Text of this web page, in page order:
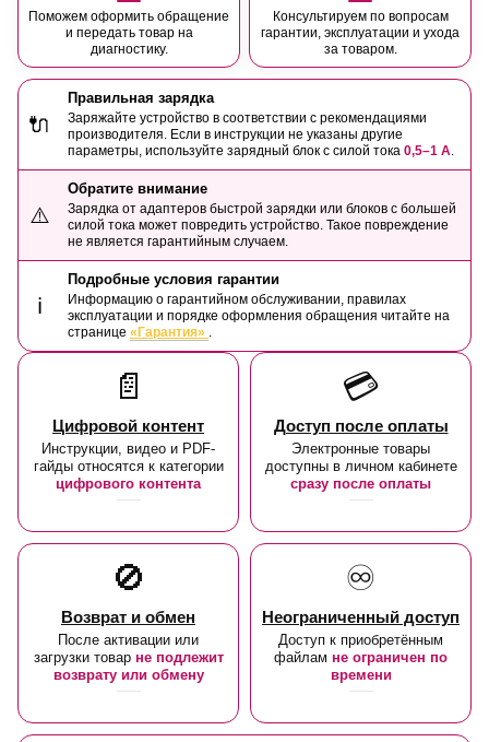
Поможем оформить обращение
и передать товар на
диагностику.
Консультируем по вопросам
гарантии, эксплуатации и ухода
за товаром.
🔌
Правильная зарядка
Заряжайте устройство в соответствии с рекомендациями
производителя. Если в инструкции не указаны другие
параметры, используйте зарядный блок с силой тока 0,5–1 А.
⚠️
Обратите внимание
Зарядка от адаптеров быстрой зарядки или блоков с большей
силой тока может повредить устройство. Такое повреждение
не является гарантийным случаем.
ℹ️
Подробные условия гарантии
Информацию о гарантийном обслуживании, правилах
эксплуатации и порядке оформления обращения читайте на
странице «Гарантия» .
📄
Цифровой контент
Инструкции, видео и PDF-
гайды относятся к категории
цифрового контента
💳
Доступ после оплаты
Электронные товары
доступны в личном кабинете
сразу после оплаты
🚫
Возврат и обмен
После активации или
загрузки товар не подлежит
возврату или обмену
♾️
Неограниченный доступ
Доступ к приобретённым
файлам не ограничен по
времени